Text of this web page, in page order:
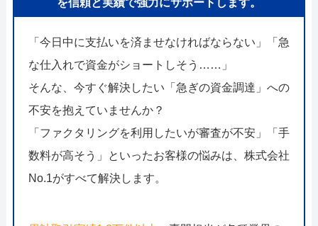
「今日中に支払いを済ませなければならない」「急
な仕入れで資金がショートしそう……」
そんな、今すぐ解決したい「急ぎの資金調達」への
不安を抱えていませんか？
「ファクタリングを利用したいが審査が不安」「手
数料が高そう」といったお客様の悩みは、株式会社
No.1がすべて解決します。